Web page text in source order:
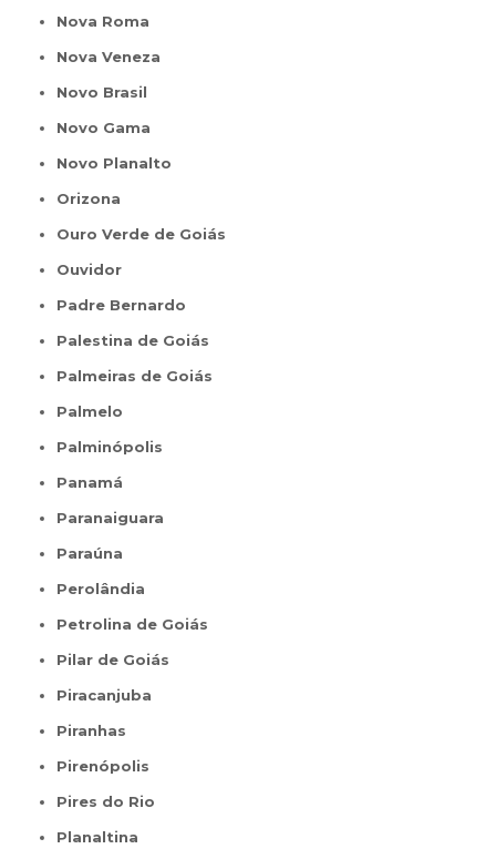
Nova Roma
Nova Veneza
Novo Brasil
Novo Gama
Novo Planalto
Orizona
Ouro Verde de Goiás
Ouvidor
Padre Bernardo
Palestina de Goiás
Palmeiras de Goiás
Palmelo
Palminópolis
Panamá
Paranaiguara
Paraúna
Perolândia
Petrolina de Goiás
Pilar de Goiás
Piracanjuba
Piranhas
Pirenópolis
Pires do Rio
Planaltina